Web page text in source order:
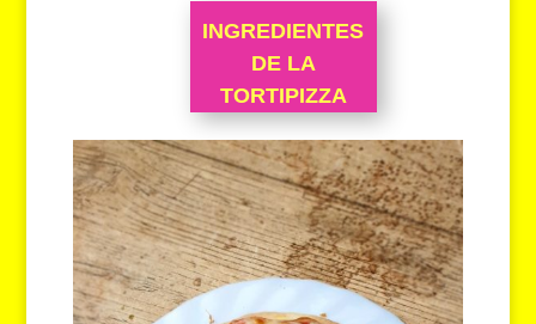
INGREDIENTES
DE LA
TORTIPIZZA